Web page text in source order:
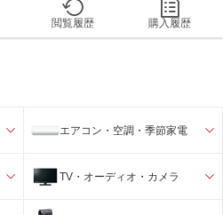
閲覧履歴 購入履歴
エアコン・空調・季節家電
TV・オーディオ・カメラ